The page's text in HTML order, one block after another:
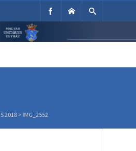
Egyház
2018 > IMG_2552